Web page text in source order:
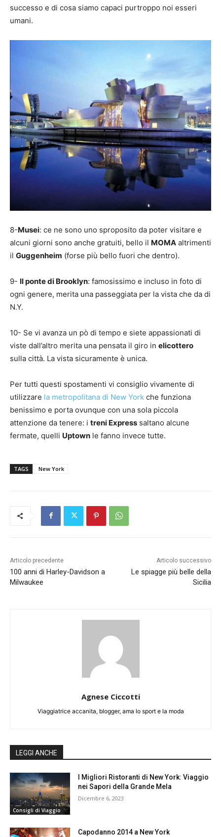
successo e di cosa siamo capaci purtroppo noi esseri
umani.
8-Musei: ce ne sono uno sproposito da poter visitare e
alcuni giorni sono anche gratuiti, bello il MOMA altrimenti
il Guggenheim (forse più bello fuori che dentro).
9- Il ponte di Brooklyn: famosissimo e incluso in foto di
ogni genere, merita una passeggiata per la vista che da di
N.Y.
10- Se vi avanza un pò di tempo e siete appassionati di
viste dall’altro merita una pensata il giro in elicottero
sulla città. La vista sicuramente è unica.
Per tutti questi spostamenti vi consiglio vivamente di
utilizzare la metropolitana di New York che funziona
benissimo e porta ovunque con una sola piccola
attenzione da tenere: i treni Express saltano alcune
fermate, quelli Uptown le fanno invece tutte.
TAGS New York
Articolo precedente
100 anni di Harley-Davidson a
Milwaukee
Articolo successivo
Le spiagge più belle della
Sicilia
Agnese Ciccotti
Viaggiatrice accanita, blogger, ama lo sport e la moda
LEGGI ANCHE
Consigli di Viaggio
I Migliori Ristoranti di New York: Viaggio
nei Sapori della Grande Mela
Dicembre 6, 2023
Capodanno 2014 a New York